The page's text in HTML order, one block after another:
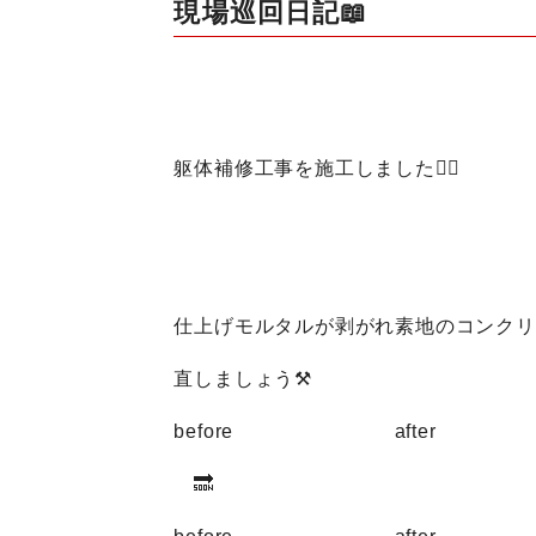
現場巡回日記📖
躯体補修工事を施工しました👷‍♂️
仕上げモルタルが剥がれ素地のコンク
直しましょう⚒
before after
🔜